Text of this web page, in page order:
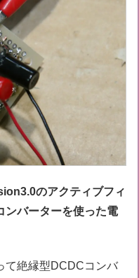
のアクティブフィ
ンバーターを使った電
て絶縁型DCDCコンバ